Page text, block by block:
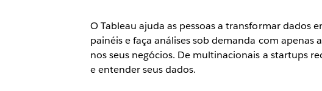
O Tableau ajuda as pessoas a transformar dados
painéis e faça análises sob demanda com
nos seus negócios. De multinacionais a startups
e entender seus dados.